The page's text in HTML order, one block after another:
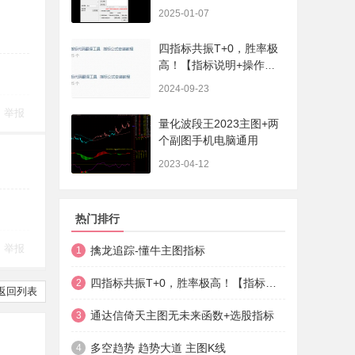
举报
举报
回列表
2025-01-07
四指标共振T+0，胜率极
高！【指标说明+操作方
2024-09-23
量化波段王2023主图+两
个副图手机电脑通用
2023-04-12
热门排行
1 擒龙追踪-懂牛主图指标
2
3 通达信倚天主图无未来函数+选股指标
4 多空趋势 趋势大道 主图K线